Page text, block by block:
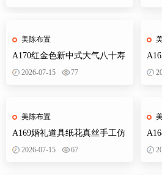
美陈布置
A170红金色新中式大气八十寿
宴背景设计素材老人生日布置
2026-07-15 77
美陈布置
A169婚礼道具纸花真丝手工仿
真花路引装饰立体婚礼效果图
2026-07-15 67
订
婚